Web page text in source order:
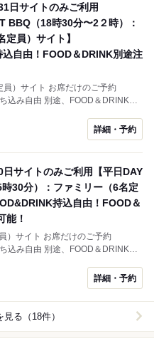
日サイトのみご利用
BBQ（18時30分〜2２時）：
定員）サイト】
自由！FOOD＆DRINK別途注
席だけのご予約
FOOD＆DRINKの
DRINKのみ
詳細・予約
サイトのみご利用【平日DAY
30分）：ファミリー（6名定
持込自由！FOOD＆
能！
席だけのご予約
FOOD＆DRINKの
DRINKのみ
詳細・予約
る（18件）